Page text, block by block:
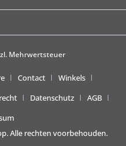
Mehrwertsteuer
Contact
Winkels
Datenschutz
AGB
Alle rechten voorbehouden.